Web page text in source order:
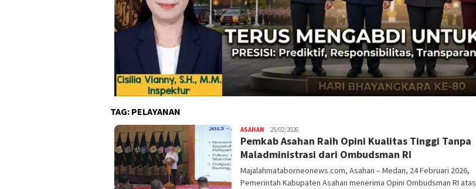
TAG: PELAYANAN
ASAHAN Priscillya
Ully
25/02/2026
Pemkab Asahan Raih Opini Kualitas Tinggi Tanpa
Maladministrasi dari Ombudsman RI
Majalahmataborneonews.com, Asahan – Medan, 24 Februari 2026,
Pemerintah Kabupaten Asahan menerima Opini Ombudsman RI atas